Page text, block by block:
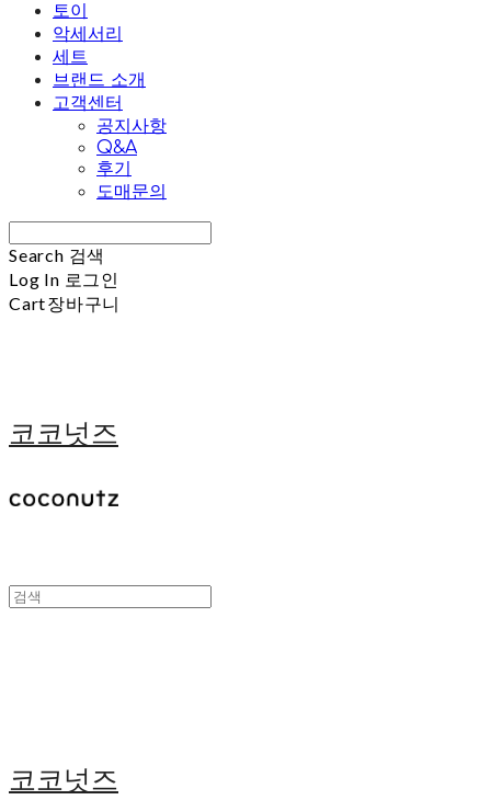
토이
악세서리
세트
브랜드 소개
고객센터
공지사항
Q&A
후기
도매문의
Search 검색
Log In 로그인
Cart장바구니
코코넛즈
코코넛즈